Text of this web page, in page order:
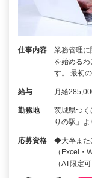
仕事内容
業務管理
を始める
す。 最初
給与 月給
勤務地
茨城県つ
りの駅」
応募資格
◆大卒ま
（Excel
（AT限定可